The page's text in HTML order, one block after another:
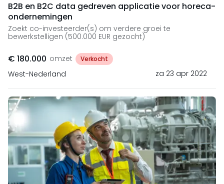
B2B en B2C data gedreven applicatie voor horeca-
ondernemingen
Zoekt co-investeerder(s) om verdere groei te
bewerkstelligen (500.000 EUR gezocht)
€ 180.000 omzet Verkocht
West-Nederland za 23 apr 2022